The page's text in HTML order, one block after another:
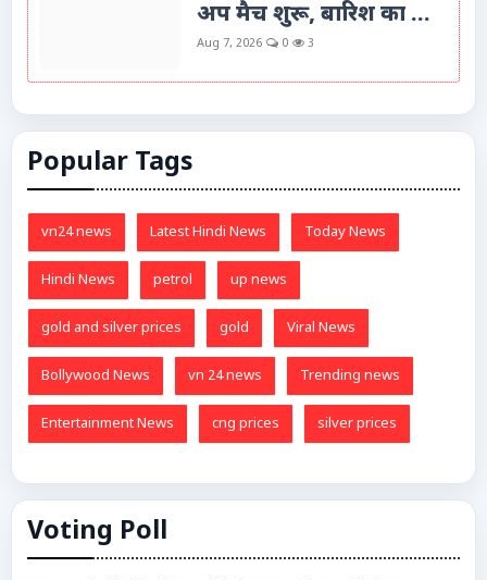
अप मैच शुरू, बारिश का ...
Aug 7, 2026 0 3
Popular Tags
vn24 news Latest Hindi News Today News
Hindi News petrol up news
gold and silver prices gold Viral News
Bollywood News vn 24 news Trending news
Entertainment News cng prices silver prices
Voting Poll